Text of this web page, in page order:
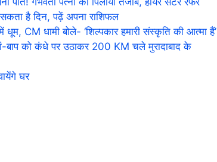
है दिन, पढ़ें अपना राशिफल
CM धामी बोले- ‘शिल्पकार हमारी संस्कृति की आत्मा हैं’
को कंधे पर उठाकर 200 KM चले मुरादाबाद के
घर